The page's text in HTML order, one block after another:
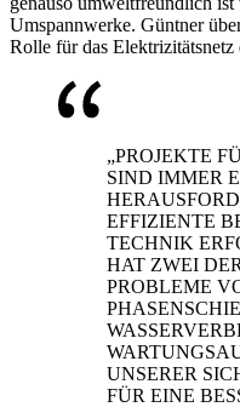
Umspannwerke. Güntner
Rolle für das Elektrizitätsnetz
„PROJEKTE
SIND IMMER
EFFIZIENTE
TECHNIK
HAT ZWEI
PROBLEME
UNSERER
FÜR EINE